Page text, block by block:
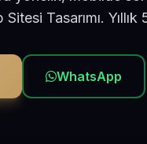
Tasarımı.
WhatsApp